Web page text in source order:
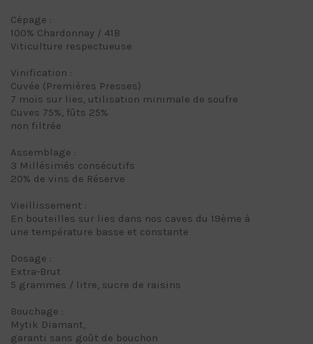
Cépage :
100% Chardonnay / 41B
Viticulture respectueuse
Vinification :
Cuvée (Premières Presses)
7 mois sur lies, utilisation minimale de soufre
Cuves 75%, fûts 25%
non filtrée
Assemblage :
3 Millésimés consécutifs
20% de vins de Réserve
Vieillissement :
En bouteilles sur lies dans nos caves du 19ème à
une température basse et constante
Dosage :
Extra-Brut
5 grammes / litre, sucre de raisins
Bouchage :
Mytik Diamant,
garanti sans goût de bouchon